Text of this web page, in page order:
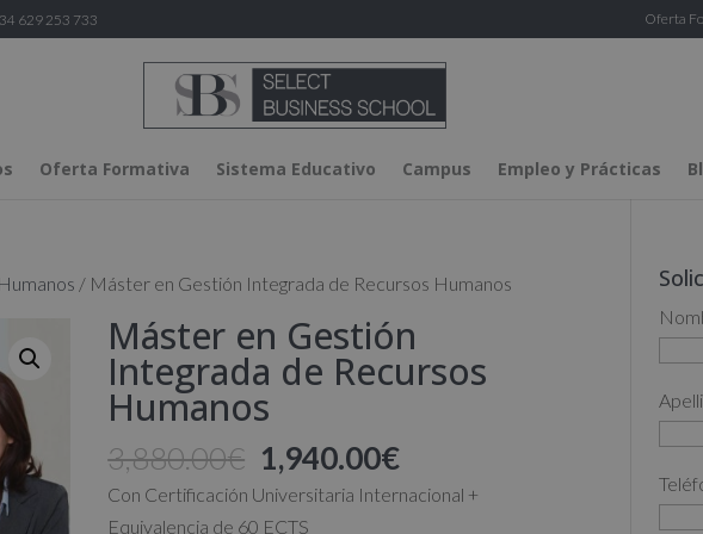
629 253 733 Oferta
Oferta Formativa Sistema Educativo Campus Empleo y Prácticas
/ Máster en Gestión Integrada de Recursos Humanos
Máster en Gestión
Integrada de Recursos
Humanos
3,880.00€ El
precio
original
1,940.00€El
precio
Con Certificación Universitaria Internacional +
Equivalencia de 60 ECTS